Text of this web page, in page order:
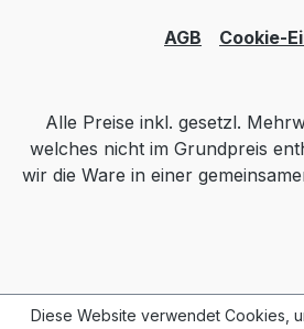
AGB Cookie-
Alle Preise inkl. gesetzl.
welches nicht im Grundpreis
wir die Ware in einer
Diese Website verwendet Cookies,